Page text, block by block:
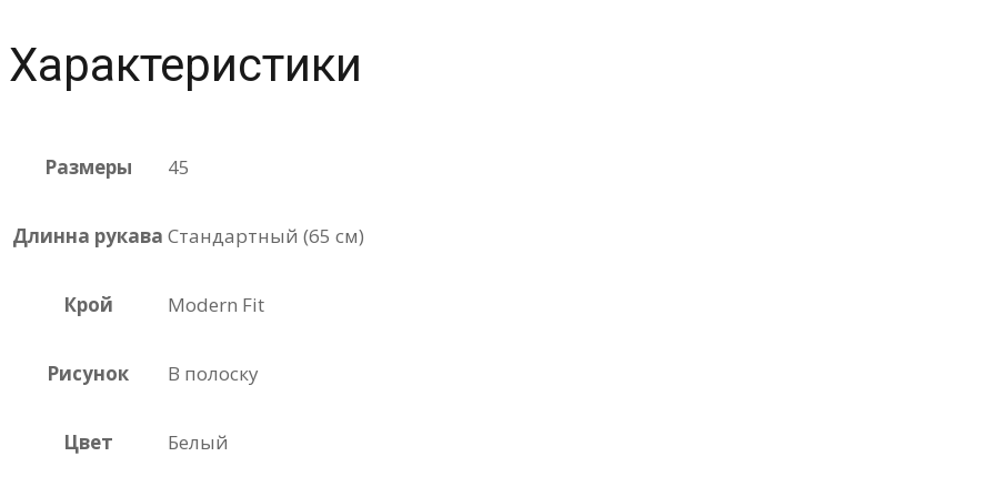
Характеристики
Размеры 45
Длинна рукава Стандартный (65 см)
Крой Modern Fit
Рисунок В полоску
Цвет Белый